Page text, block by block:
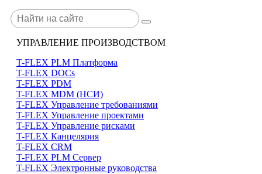
УПРАВЛЕНИЕ ПРОИЗВОДСТВОМ
T-FLEX PLM Платформа
T-FLEX DOCs
T-FLEX PDM
T-FLEX MDM (НСИ)
T-FLEX Управление требованиями
T-FLEX Управление проектами
T-FLEX Управление рисками
T-FLEX Канцелярия
T-FLEX CRM
T-FLEX PLM Сервер
T-FLEX Электронные руководства